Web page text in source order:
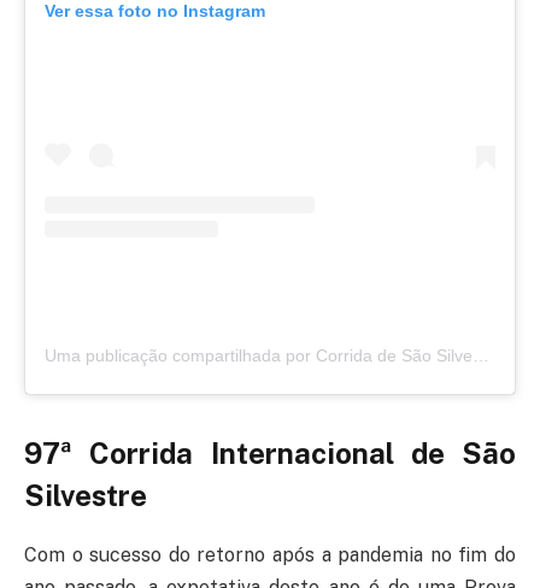
Ver essa foto no Instagram
97ª Corrida Internacional de São
Silvestre
Com o sucesso do retorno após a pandemia no fim do